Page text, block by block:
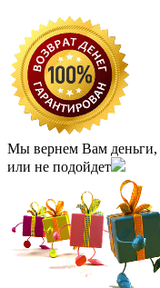
Мы вернем Вам деньги,
или не подойдет